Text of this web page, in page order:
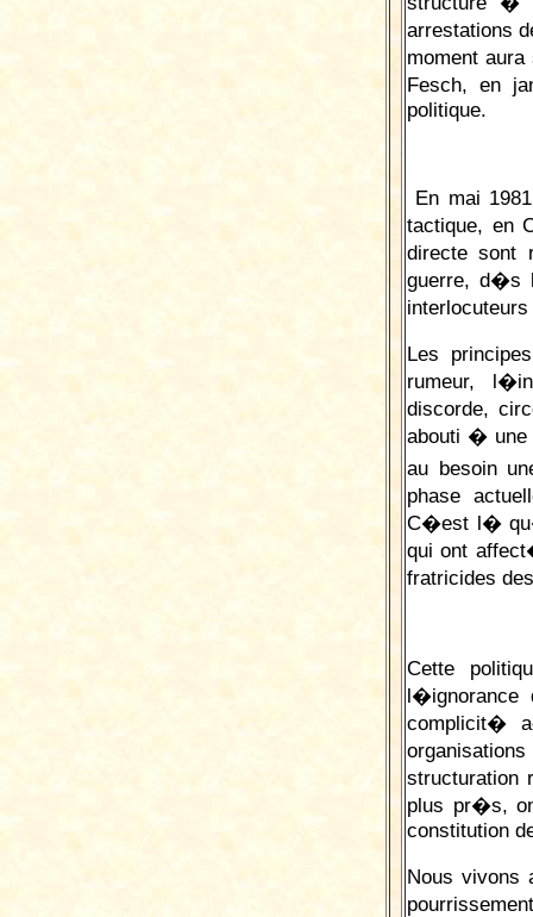
arrestations
moment
Fesch, en
politique.
En mai
tactique, en
directe sont
guerre, d�s
Les
rumeur,
discorde,
abouti �
au besoin
phase
C�est l�
qui ont
fratricides
Cette
complicit�
structuration
plus pr�s,
constitution
Nous vivons